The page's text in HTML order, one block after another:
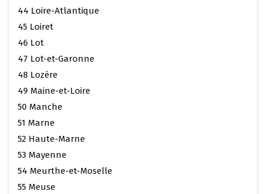
44 Loire-Atlantique
45 Loiret
46 Lot
47 Lot-et-Garonne
48 Lozère
49 Maine-et-Loire
50 Manche
51 Marne
52 Haute-Marne
53 Mayenne
54 Meurthe-et-Moselle
55 Meuse